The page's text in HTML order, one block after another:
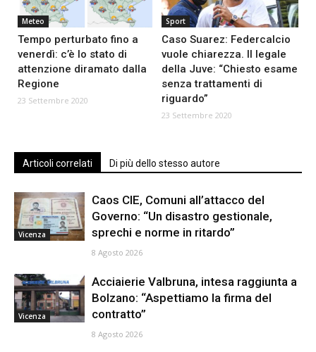
Meteo
Tempo perturbato fino a
venerdì: c’è lo stato di
attenzione diramato dalla
Regione
23 Settembre 2020
Sport
Caso Suarez: Federcalcio
vuole chiarezza. Il legale
della Juve: “Chiesto esame
senza trattamenti di
riguardo”
23 Settembre 2020
Articoli correlati Di più dello stesso autore
Vicenza
Caos CIE, Comuni all’attacco del
Governo: “Un disastro gestionale,
sprechi e norme in ritardo”
8 Agosto 2026
Vicenza
Acciaierie Valbruna, intesa raggiunta a
Bolzano: “Aspettiamo la firma del
contratto”
8 Agosto 2026